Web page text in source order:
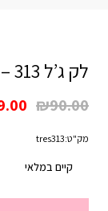
לק ג’ל 313 – tres jolie
₪90.00
מק"ט:tres313
קיים במלאי